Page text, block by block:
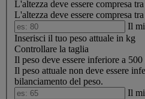
L'altezza deve essere compresa
L'altezza deve essere compresa
Il
Inserisci il tuo peso attuale in kg
Controllare la taglia
Il peso deve essere inferiore a
Il peso attuale non deve essere
bilanciamento del peso.
Il